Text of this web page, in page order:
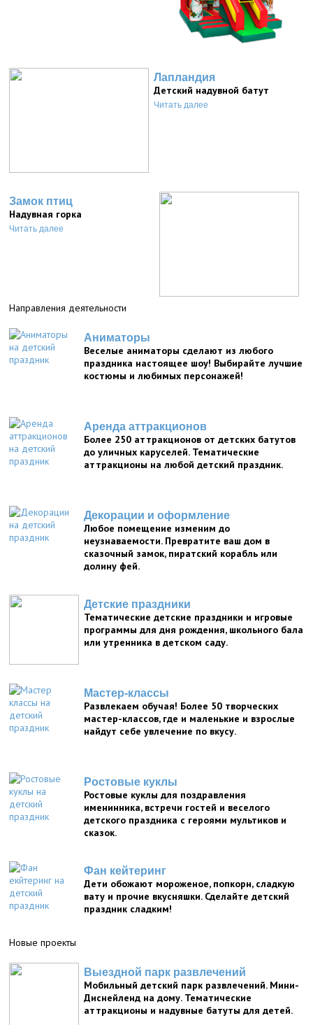
Лапландия
Детский надувной батут
Читать далее
Замок птиц
Надувная горка
Читать далее
Направления деятельности
Аниматоры
Веселые аниматоры сделают из любого
праздника настоящее шоу! Выбирайте лучшие
костюмы и любимых персонажей!
Аренда аттракционов
Более 250 аттракционов от детских батутов
до уличных каруселей. Тематические
аттракционы на любой детский праздник.
Декорации и оформление
Любое помещение изменим до
неузнаваемости. Превратите ваш дом в
сказочный замок, пиратский корабль или
долину фей.
Детские праздники
Тематические детские праздники и игровые
программы для дня рождения, школьного бала
или утренника в детском саду.
Мастер-классы
Развлекаем обучая! Более 50 творческих
мастер-классов, где и маленькие и взрослые
найдут себе увлечение по вкусу.
Ростовые куклы
Ростовые куклы для поздравления
именинника, встречи гостей и веселого
детского праздника с героями мультиков и
сказок.
Фан кейтеринг
Дети обожают мороженое, попкорн, сладкую
вату и прочие вкусняшки. Сделайте детский
праздник сладким!
Новые проекты
Выездной парк развлечений
Мобильный детский парк развлечений. Мини-
Диснейленд на дому. Тематические
аттракционы и надувные батуты для детей.